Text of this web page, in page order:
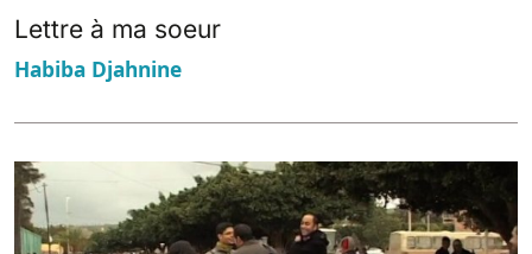
Lettre à ma soeur
Habiba Djahnine